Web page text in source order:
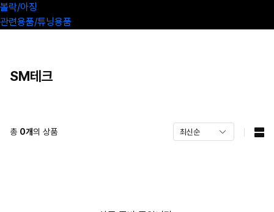
볼락/아징
관련용품/튜닝용품
SM테크
총 0개의 상품